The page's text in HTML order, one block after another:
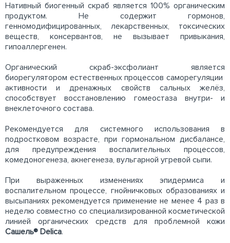
Нативный биогенный скраб является 100% органическим
продуктом. Не содержит гормонов,
генномодифицированных, лекарственных, токсических
веществ, консервантов, не вызывает привыкания,
гипоаллергенен.
Органический скраб-эксфолиант является
биорегулятором естественных процессов саморегуляции
активности и дренажных свойств сальных желёз,
способствует восстановлению гомеостаза внутри- и
внеклеточного состава.
Рекомендуется для системного использования в
подростковом возрасте, при гормональном дисбалансе,
для предупреждения воспалительных процессов,
комедоногенеза, акнегенеза, вульгарной угревой сыпи.
При выраженных изменениях эпидермиса и
воспалительном процессе, гнойничковых образованиях и
высыпаниях рекомендуется применение не менее 4 раз в
неделю совместно со специализированной косметической
линией органических средств для проблемной кожи
Сашель® Delica.